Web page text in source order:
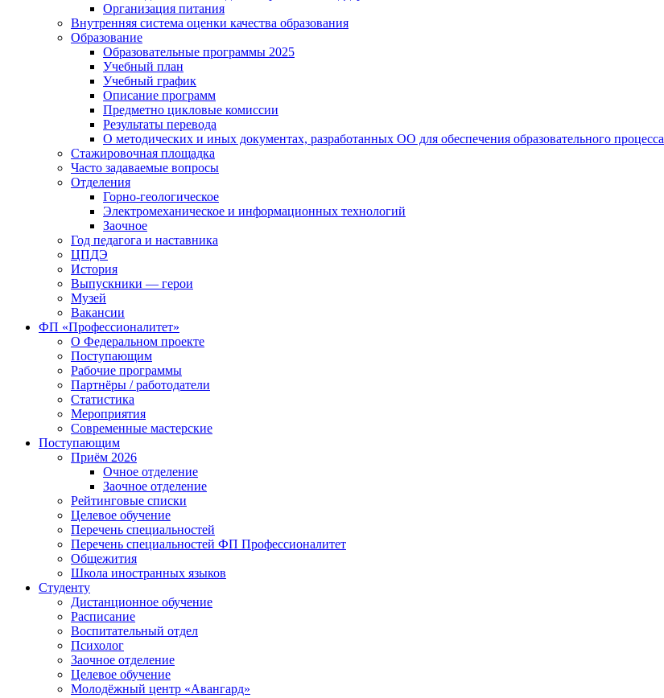
Организация питания
Внутренняя система оценки качества образования
Образование
Образовательные программы 2025
Учебный план
Учебный график
Описание программ
Предметно цикловые комиссии
Результаты перевода
О методических и иных документах, разработанных ОО для обеспечения образовательного процесса
Стажировочная площадка
Часто задаваемые вопросы
Отделения
Горно-геологическое
Электромеханическое и информационных технологий
Заочное
Год педагога и наставника
ЦПДЭ
История
Выпускники — герои
Музей
Вакансии
ФП «Профессионалитет»
О Федеральном проекте
Поступающим
Рабочие программы
Партнёры / работодатели
Статистика
Мероприятия
Современные мастерские
Поступающим
Приём 2026
Очное отделение
Заочное отделение
Рейтинговые списки
Целевое обучение
Перечень специальностей
Перечень специальностей ФП Профессионалитет
Общежития
Школа иностранных языков
Студенту
Дистанционное обучение
Расписание
Воспитательный отдел
Психолог
Заочное отделение
Целевое обучение
Молодёжный центр «Авангард»